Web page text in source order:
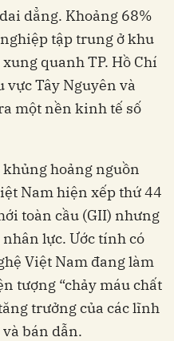
dẳng. Khoảng 68%
tập trung ở khu
quanh TP. Hồ Chí
Tây Nguyên và
một nền kinh tế số
khủng hoảng nguồn
Nam hiện xếp thứ 44
toàn cầu (GII) nhưng
lực. Ước tính có
Việt Nam đang làm
tượng “chảy máu chất
trưởng của các lĩnh
bán dẫn.